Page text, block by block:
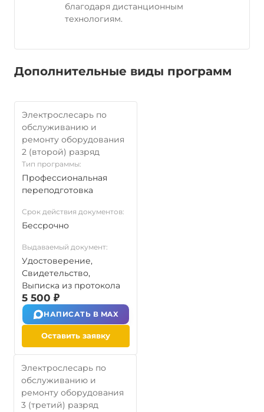
благодаря дистанционным
технологиям.
Дополнительные виды программ
Электрослесарь по
обслуживанию и
ремонту оборудования
2 (второй) разряд
Тип программы:
Профессиональная
переподготовка
Срок действия документов:
Бессрочно
Выдаваемый документ:
Удостоверение,
Свидетельство,
Выписка из протокола
5 500 ₽
НАПИСАТЬ В MAX
Оставить заявку
Электрослесарь по
обслуживанию и
ремонту оборудования
3 (третий) разряд